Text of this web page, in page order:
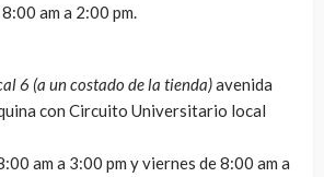
am a 2:00 pm.
6 (a un costado de la tienda)avenida
con Circuito Universitario local
am a 3:00 pm y viernes de 8:00 am a